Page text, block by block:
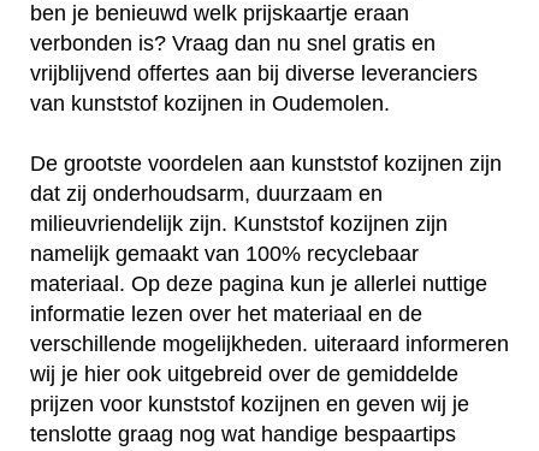
ben je benieuwd welk prijskaartje eraan
verbonden is? Vraag dan nu snel gratis en
vrijblijvend offertes aan bij diverse leveranciers
van kunststof kozijnen in Oudemolen.
De grootste voordelen aan kunststof kozijnen zijn
dat zij onderhoudsarm, duurzaam en
milieuvriendelijk zijn. Kunststof kozijnen zijn
namelijk gemaakt van 100% recyclebaar
materiaal. Op deze pagina kun je allerlei nuttige
informatie lezen over het materiaal en de
verschillende mogelijkheden. uiteraard informeren
wij je hier ook uitgebreid over de gemiddelde
prijzen voor kunststof kozijnen en geven wij je
tenslotte graag nog wat handige bespaartips